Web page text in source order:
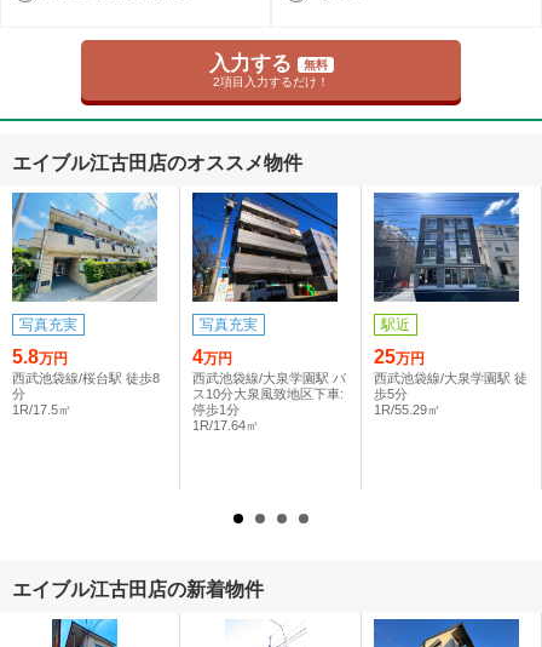
入力する
無料
2項目入力するだけ！
エイブル江古田店のオススメ物件
写真充実
5.8万円
西武池袋線/桜台駅 徒歩8
分
1R/17.5㎡
写真充実
4万円
西武池袋線/大泉学園駅 バ
ス10分大泉風致地区下車:
停歩1分
1R/17.64㎡
駅近
25万円
西武池袋線/大泉学園駅 徒
歩5分
1R/55.29㎡
エイブル江古田店の新着物件